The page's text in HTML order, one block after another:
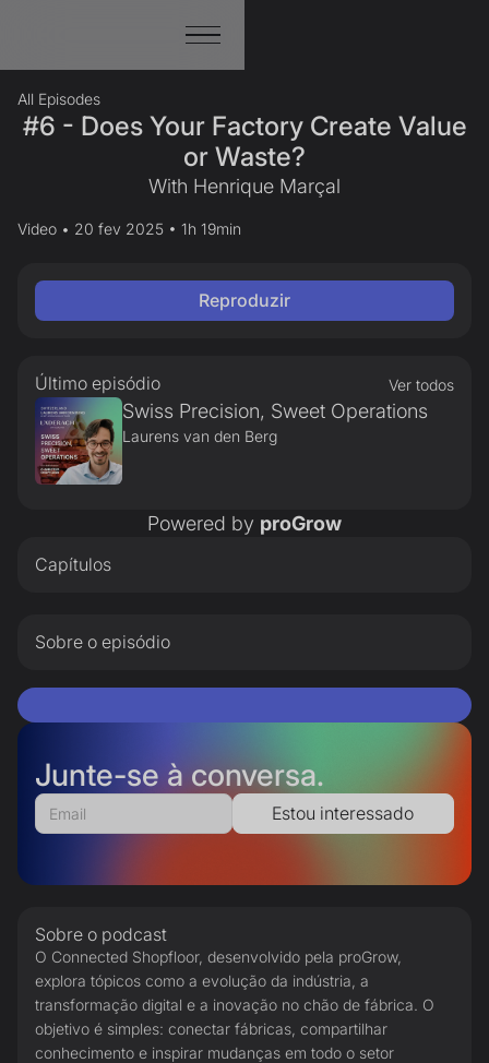
All Episodes
#6 - Does Your Factory Create Value
or Waste?
With Henrique Marçal
Video • 20 fev 2025 • 1h 19min
Reproduzir
Último episódio Ver todos
Swiss Precision, Sweet Operations
Laurens van den Berg
Powered by proGrow
Capítulos
Sobre o episódio
Junte-se à conversa.
Sobre o podcast
O Connected Shopfloor, desenvolvido pela proGrow,
explora tópicos como a evolução da indústria, a
transformação digital e a inovação no chão de fábrica. O
objetivo é simples: conectar fábricas, compartilhar
conhecimento e inspirar mudanças em todo o setor